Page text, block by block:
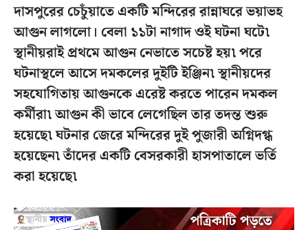
দাসপুরের চেচুঁয়াতে একটি মন্দিরের রান্নাঘরে ভয়াভহ
আগুন লাগলো। বেলা ১১টা নাগাদ ওই ঘটনা ঘটে৷
স্থানীয়রাই প্রথমে আগুন নেভাতে সচেষ্ট হয়৷ পরে
ঘটনাস্থলে আসে দমকলের দুইটি ইঞ্জিন৷ স্থানীয়দের
সহযোগিতায় আগুনকে এরেষ্ট করতে পারেন দমকল
কর্মীরা৷ আগুন কী ভাবে লেগেছিল তার তদন্ত শুরু
হয়েছে৷ ঘটনার জেরে মন্দিরের দুই পুজারী অগ্নিদগ্ধ
হয়েছেন৷ তাঁদের একটি বেসরকারী হাসপাতালে ভর্তি
করা হয়েছে৷